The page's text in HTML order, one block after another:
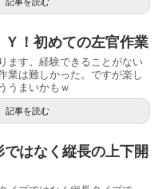
！初めての左官作業
ます。経験できることがない
業は難しかった。ですが楽し
うまいかもｗ
記事を読む
はなく縦長の上下開